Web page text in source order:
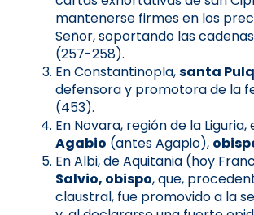
mantenerse firmes en los
Señor, soportando las
(257-258).
En Constantinopla,santa
defensora y promotora de la
(453).
En Novara, región de la Liguria,
Agabio (antes Agapio),
En Albi, de Aquitania (hoy
Salvio, obispo, que,
claustral, fue promovido a la